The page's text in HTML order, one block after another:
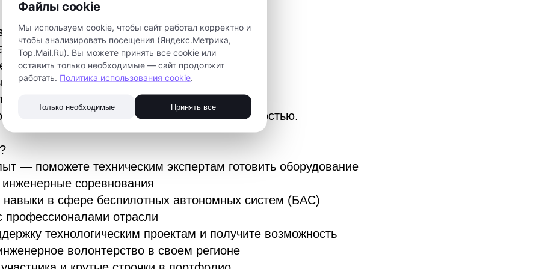
технических направлений
инженерных специальностей
студенты СПО и вузов
компаний
заниматься социально полезной деятельностью.
— поможете техническим экспертам готовить оборудование
соревнования
в сфере беспилотных автономных систем (БАС)
профессионалами отрасли
технологическим проектам и получите возможность
волонтерство в своем регионе
Файлы cookie
Мы используем cookie, чтобы сайт работал корректно и
чтобы анализировать посещения (Яндекс.Метрика,
Top.Mail.Ru). Вы можете принять все cookie или
оставить только необходимые — сайт продолжит
работать. Политика использования cookie
Только необходимые Принять все